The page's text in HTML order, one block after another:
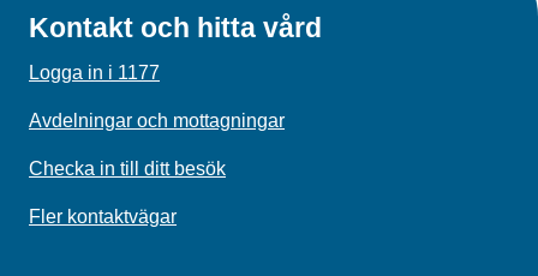
Kontakt och hitta vård
Logga in i 1177
Avdelningar och mottagningar
Checka in till ditt besök
Fler kontaktvägar